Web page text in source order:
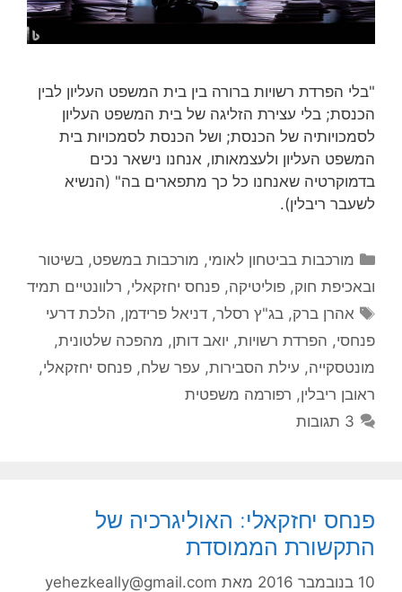
"בלי הפרדת רשויות ברורה בין בית המשפט העליון לבין
הכנסת; בלי עצירת הזליגה של בית המשפט העליון
לסמכויותיה של הכנסת; ושל הכנסת לסמכויות בית
המשפט העליון ולעצמאותו, אנחנו נישאר נכים
בדמוקרטיה שאנחנו כל כך מתפארים בה" (הנשיא
לשעבר ריבלין).
קטגוריות
מורכבות בביטחון לאומי, מורכבות במשפט, בשיטור
ובאכיפת חוק, פוליטיקה, פנחס יחזקאלי, רלוונטיים תמיד
תגיות
אהרן ברק,בג"ץ רסלר,דניאל פרידמן, הלכת דרעי
פנחסי, הפרדת רשויות, יואב דותן, מהפכה שלטונית,
מונטסקייה, עילת הסבירות, עפר שלח, פנחס יחזקאלי,
ראובן ריבלין, רפורמה משפטית
3 תגובות
פנחס יחזקאלי: האוליגרכיה של
התקשורת הממוסדת
10 בנובמבר 2016 מאת yehezkeally@gmail.com